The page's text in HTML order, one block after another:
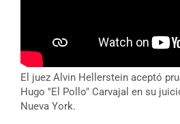
El juez Alvin Hellerstein aceptó
Hugo "El Pollo" Carvajal en su
Nueva York.